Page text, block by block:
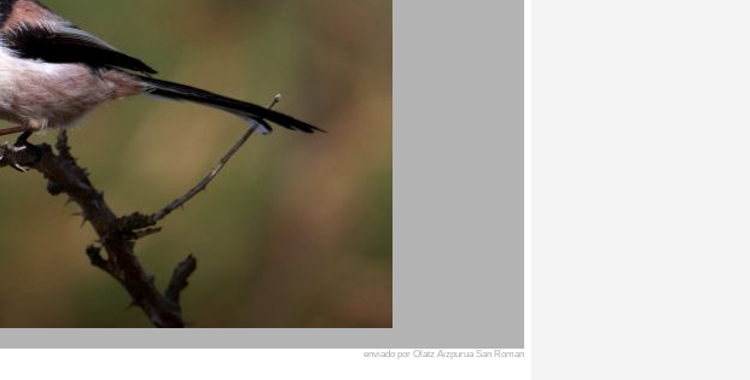
enviado por Olatz Aizpurua San Roman